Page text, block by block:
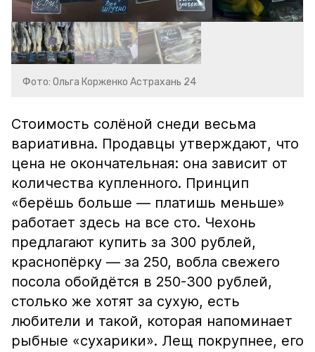
Фото: Ольга Корженко Астрахань 24
Стоимость солёной снеди весьма
вариативна. Продавцы утверждают, что
цена не окончательная: она зависит от
количества купленного. Принцип
«берёшь больше — платишь меньше»
работает здесь на все сто. Чехонь
предлагают купить за 300 рублей,
краснопёрку — за 250, вобла свежего
посола обойдётся в 250-300 рублей,
столько же хотят за сухую, есть
любители и такой, которая напоминает
рыбные «сухарики». Лещ покрупнее, его